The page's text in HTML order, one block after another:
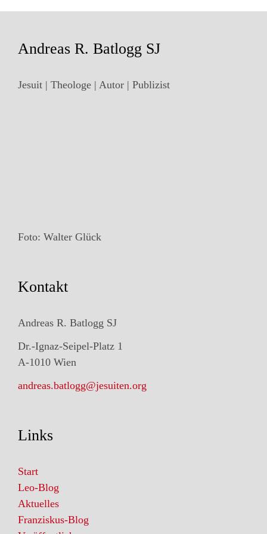
Andreas R. Batlogg SJ
Jesuit | Theologe | Autor | Publizist
Foto: Walter Glück
Kontakt
Andreas R. Batlogg SJ
Dr.-Ignaz-Seipel-Platz 1
A-1010 Wien
andreas.batlogg@jesuiten.org
Links
Start
Leo-Blog
Aktuelles
Franziskus-Blog